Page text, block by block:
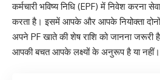
कर्मचारी भविष्य निधि (EPF) में निवेश करना
करता है। इसमें आपके और आपके नियोक्ता दोनों
अपने PF खाते की शेष राशि को जानना
आपकी बचत आपके लक्ष्यों के अनुरूप है या नहीं।